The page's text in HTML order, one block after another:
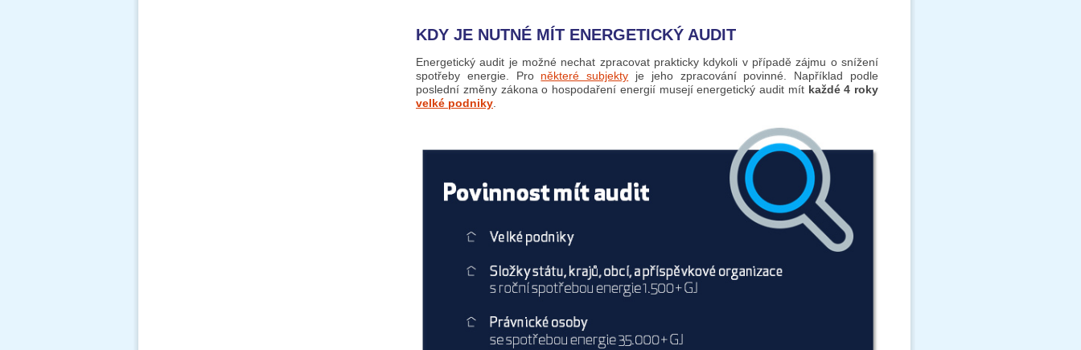
KDY JE NUTNÉ MÍT ENERGETICKÝ AUDIT
Energetický audit je možné nechat zpracovat prakticky kdykoli v případě zájmu o snížení
spotřeby energie. Pro některé subjekty je jeho zpracování povinné. Například podle
poslední změny zákona o hospodaření energií musejí energetický audit mít každé 4 roky
velké podniky